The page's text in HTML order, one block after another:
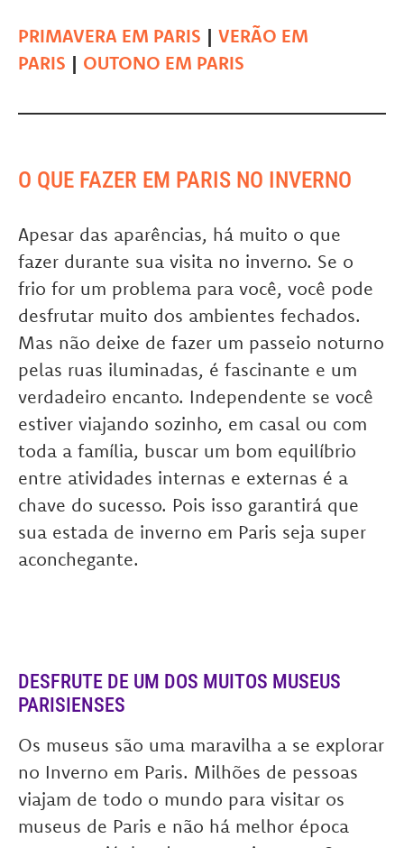
PRIMAVERA EM PARIS | VERÃO EM
PARIS | OUTONO EM PARIS
O QUE FAZER EM PARIS NO INVERNO
Apesar das aparências, há muito o que
fazer durante sua visita no inverno. Se o
frio for um problema para você, você pode
desfrutar muito dos ambientes fechados.
Mas não deixe de fazer um passeio noturno
pelas ruas iluminadas, é fascinante e um
verdadeiro encanto. Independente se você
estiver viajando sozinho, em casal ou com
toda a família, buscar um bom equilíbrio
entre atividades internas e externas é a
chave do sucesso. Pois isso garantirá que
sua estada de inverno em Paris seja super
aconchegante.
DESFRUTE DE UM DOS MUITOS MUSEUS
PARISIENSES
Os museus são uma maravilha a se explorar
no Inverno em Paris. Milhões de pessoas
viajam de todo o mundo para visitar os
museus de Paris e não há melhor época